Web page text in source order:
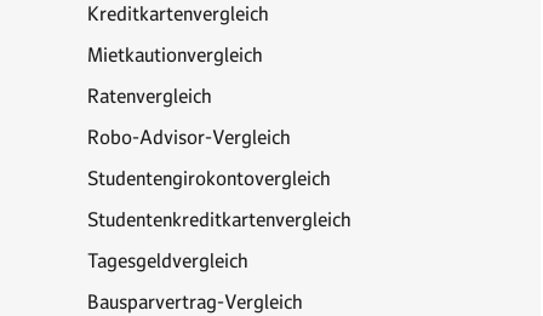
Kreditkartenvergleich
Mietkautionvergleich
Ratenvergleich
Robo-Advisor-Vergleich
Studentengirokontovergleich
Studentenkreditkartenvergleich
Tagesgeldvergleich
Bausparvertrag-Vergleich